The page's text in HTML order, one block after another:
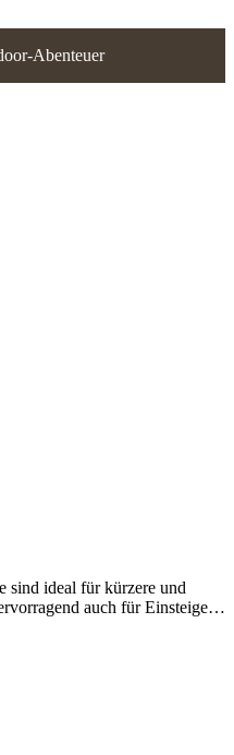
Abenteuer
ideal für kürzere und
auch für Einsteiger.
für dein Trekking-
und Radreisen mit
aufzubauen und